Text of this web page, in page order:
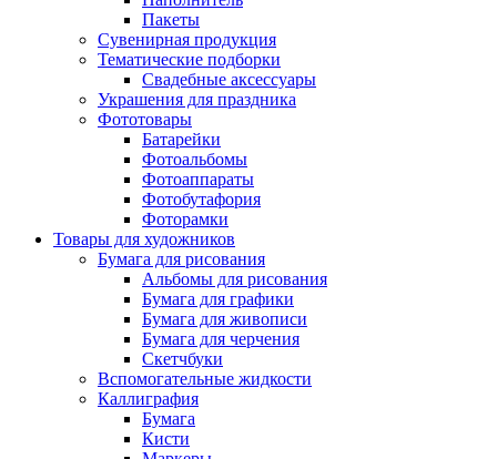
Пакеты
Сувенирная продукция
Тематические подборки
Свадебные аксессуары
Украшения для праздника
Фототовары
Батарейки
Фотоальбомы
Фотоаппараты
Фотобутафория
Фоторамки
Товары для художников
Бумага для рисования
Альбомы для рисования
Бумага для графики
Бумага для живописи
Бумага для черчения
Скетчбуки
Вспомогательные жидкости
Каллиграфия
Бумага
Кисти